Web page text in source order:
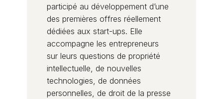
participé au développement d’une
des premières offres réellement
dédiées aux start-ups. Elle
accompagne les entrepreneurs
sur leurs questions de propriété
intellectuelle, de nouvelles
technologies, de données
personnelles, de droit de la presse